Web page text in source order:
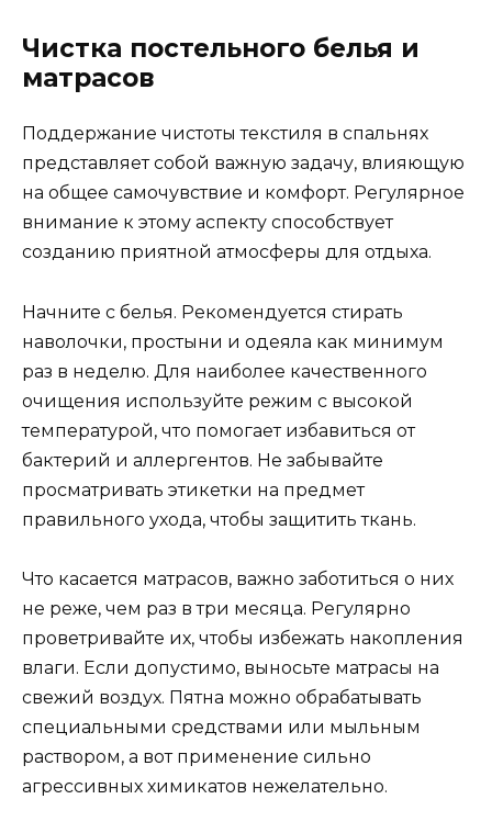
Чистка постельного белья и
матрасов
Поддержание чистоты текстиля в спальнях
представляет собой важную задачу, влияющую
на общее самочувствие и комфорт. Регулярное
внимание к этому аспекту способствует
созданию приятной атмосферы для отдыха.
Начните с белья. Рекомендуется стирать
наволочки, простыни и одеяла как минимум
раз в неделю. Для наиболее качественного
очищения используйте режим с высокой
температурой, что помогает избавиться от
бактерий и аллергентов. Не забывайте
просматривать этикетки на предмет
правильного ухода, чтобы защитить ткань.
Что касается матрасов, важно заботиться о них
не реже, чем раз в три месяца. Регулярно
проветривайте их, чтобы избежать накопления
влаги. Если допустимо, выносьте матрасы на
свежий воздух. Пятна можно обрабатывать
специальными средствами или мыльным
раствором, а вот применение сильно
агрессивных химикатов нежелательно.